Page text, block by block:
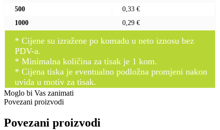
500
0,33 €
1000
0,29 €
* Cijene su izražene po komadu u neto iznosu bez
PDV-a.
* Minimalna količina za tisak je 1 kom.
* Cijena tiska je eventualno podložna promjeni nakon
uvida u motiv za tisak.
Moglo bi Vas zanimati
Povezani proizvodi
Povezani proizvodi